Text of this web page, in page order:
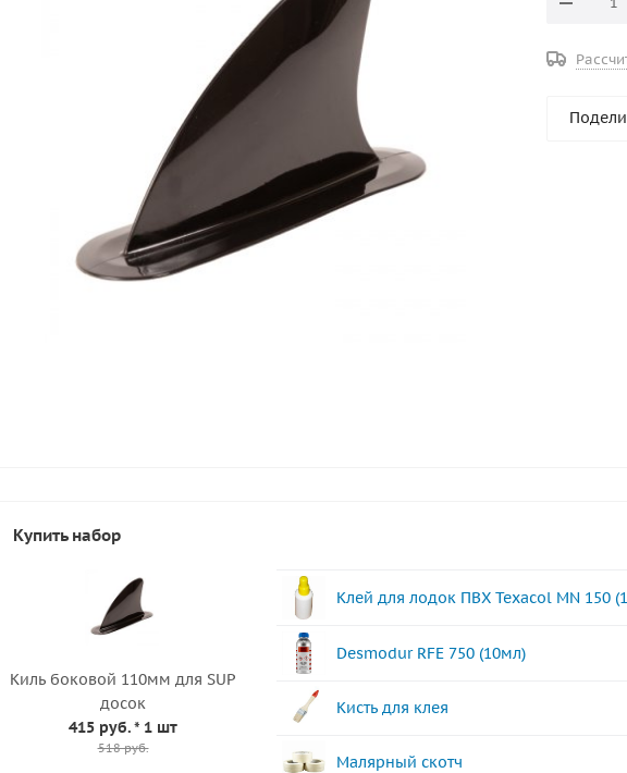
Купить набор
Киль боковой 110мм для SUP
досок
415 руб.* 1 шт
518 руб.
Клей для лодок ПВХ Texacol МN 150
Desmodur RFE 750 (10мл)
Кисть для клея
Малярный скотч